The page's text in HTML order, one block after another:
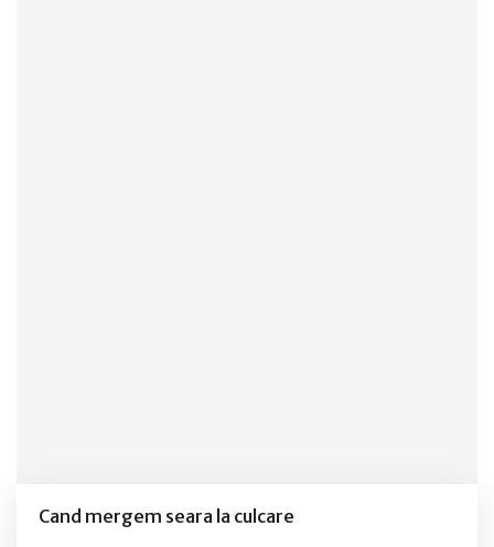
Cand mergem seara la culcare